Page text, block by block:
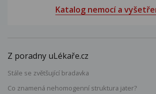
Katalog nemocí a
Z poradny uLékaře.cz
Stále se zvětšující bradavka
Co znamená nehomogenní struktura jater?